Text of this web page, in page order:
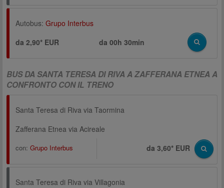
Autobus: Grupo Interbus
da 2,90* EUR
da00h 30min
BUS DA SANTA TERESA DI RIVA A ZAFFERANA ETNEA A
CONFRONTO CON IL TRENO
Santa Teresa di Riva via Taormina
Zafferana Etnea via Acireale
con: Grupo Interbus da 3,60* EUR
Santa Teresa di Riva via Villagonia